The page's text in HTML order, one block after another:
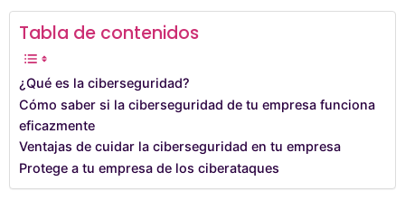
Tabla de contenidos
¿Qué es la ciberseguridad?
Cómo saber si la ciberseguridad de tu empresa funciona
eficazmente
Ventajas de cuidar la ciberseguridad en tu empresa
Protege a tu empresa de los ciberataques